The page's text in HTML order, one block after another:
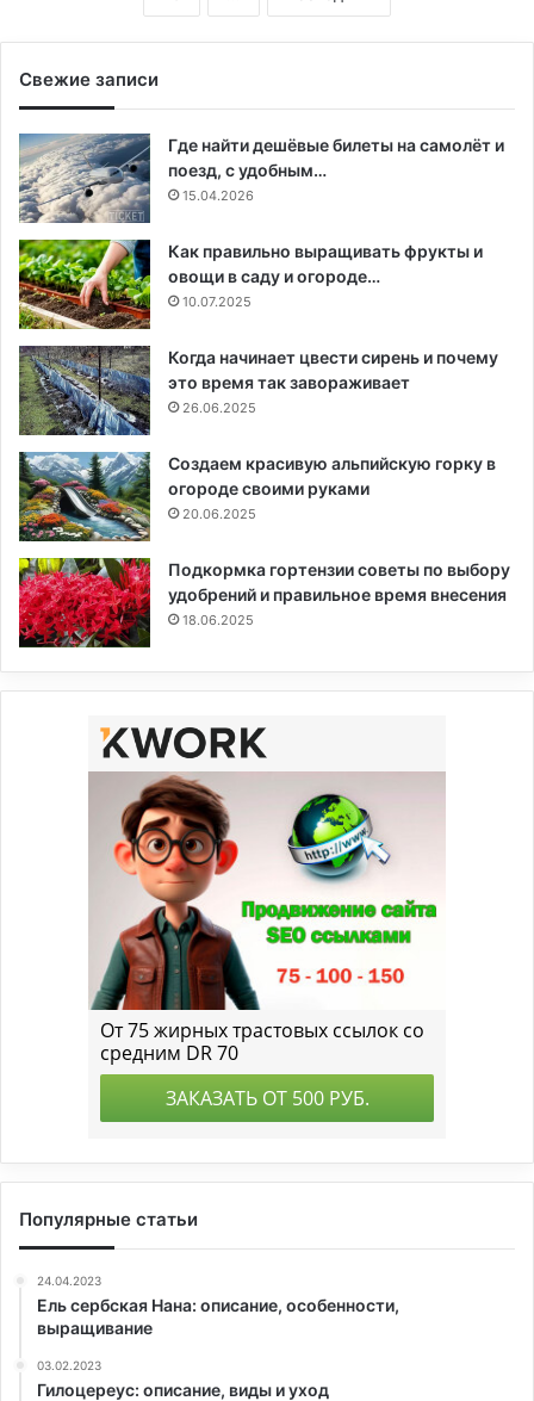
Свежие записи
Где найти дешёвые билеты на самолёт и
поезд, с удобным…
15.04.2026
Как правильно выращивать фрукты и
овощи в саду и огороде…
10.07.2025
Когда начинает цвести сирень и почему
это время так завораживает
26.06.2025
Создаем красивую альпийскую горку в
огороде своими руками
20.06.2025
Подкормка гортензии советы по выбору
удобрений и правильное время внесения
18.06.2025
Популярные статьи
24.04.2023
Ель сербская Нана: описание, особенности,
выращивание
03.02.2023
Гилоцереус: описание, виды и уход